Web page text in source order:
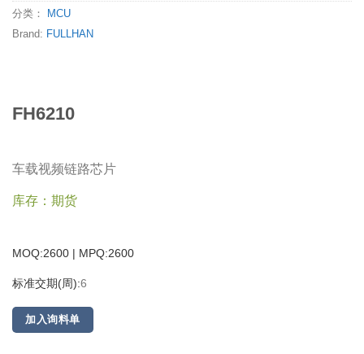
分类：
MCU
Brand: FULLHAN
FH6210
车载视频链路芯片
库存：期货
MOQ:2600 | MPQ:2600
标准交期(周):6
加入询料单